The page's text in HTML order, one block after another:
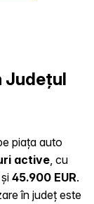
Județul
piața auto
active , cu
și 45.900 EUR.
în județ este